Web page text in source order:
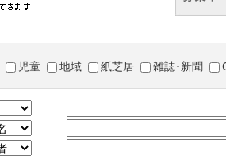
児童 地域 紙芝居 雑誌･新聞